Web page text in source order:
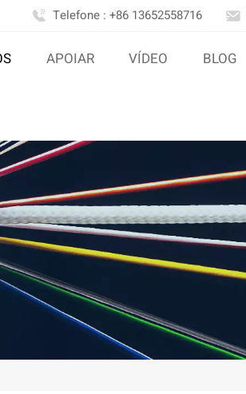
Telefone : +86 13652558716
APOIAR VÍDEO BLOG